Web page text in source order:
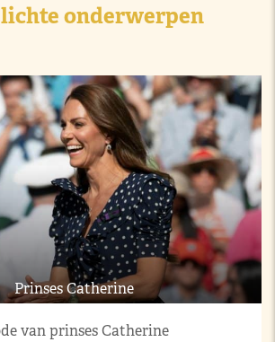
onderwerpen
Prinses Catherine
van prinses Catherine